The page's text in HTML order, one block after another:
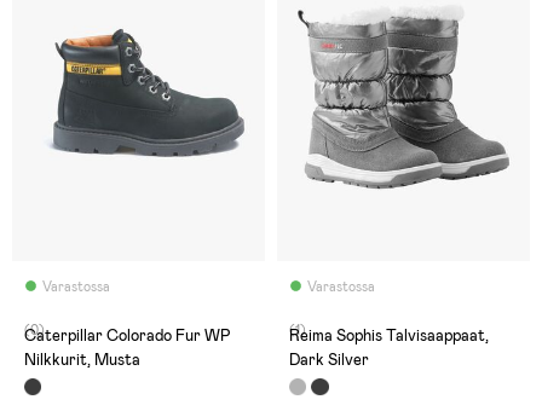
Varastossa
(0)
Caterpillar Colorado Fur WP
Nilkkurit, Musta
Varastossa
(1)
Reima Sophis Talvisaappaat,
Dark Silver